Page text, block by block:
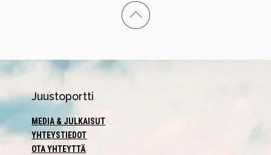
Juustoportti
MEDIA & JULKAISUT
YHTEYSTIEDOT
OTA YHTEYTTÄ